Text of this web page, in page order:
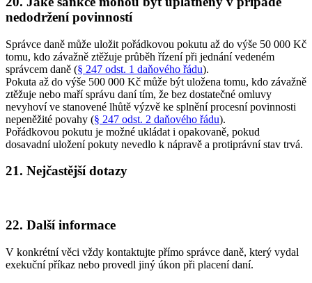
nedodržení povinností
Správce daně může uložit pořádkovou pokutu až do výše 50 000 Kč
tomu, kdo závažně ztěžuje průběh řízení při jednání vedeném
správcem daně (§ 247 odst. 1 daňového řádu).
Pokuta až do výše 500 000 Kč může být uložena tomu, kdo závažně
ztěžuje nebo maří správu daní tím, že bez dostatečné omluvy
nevyhoví ve stanovené lhůtě výzvě ke splnění procesní povinnosti
nepeněžité povahy (§ 247 odst. 2 daňového řádu).
Pořádkovou pokutu je možné ukládat i opakovaně, pokud
dosavadní uložení pokuty nevedlo k nápravě a protiprávní stav trvá.
21. Nejčastější dotazy
22. Další informace
V konkrétní věci vždy kontaktujte přímo správce daně, který vydal
exekuční příkaz nebo provedl jiný úkon při placení daní.